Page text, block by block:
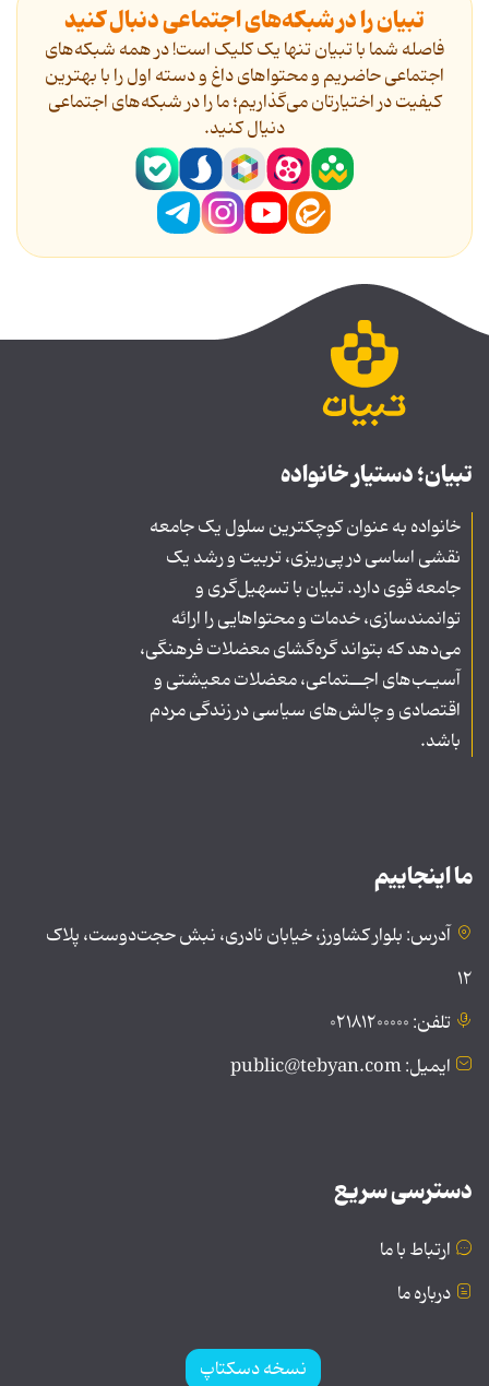
تبیان را در شبکه‌های اجتماعی دنبال کنید
فاصله شما با تبیان تنها یک کلیک است! در همه شبکه‌های
اجتماعی حاضریم و محتواهای داغ و دسته اول را با بهترین
کیفیت در اختیارتان می‌گذاریم؛ ما را در شبکه‌های اجتماعی
دنیال کنید.
تبیان؛ دستیار خانواده
خانواده به عنوان کوچکترین سلول یک جامعه
نقشی اساسی در پی‌ریزی، تربیت و رشد یک
جامعه قوی دارد. تبیان با تسهیل‌گری و
توانمندسازی، خدمات و محتواهایی را ارائه
می‌دهد که بتواند گره‌گشای معضلات فرهنگی،
آسیـب‌های اجــتماعی، معضلات معیشتی و
اقتصادی و چالش‌های سیاسی در زندگی مردم
باشد.
ما اینجاییم
آدرس: بلوار کشاورز، خیابان نادری، نبش حجت‌دوست، پلاک
۱۲
تلفن: ۰۲۱۸۱۲۰۰۰۰۰
ایمیل: public@tebyan.com
دسترسی سریع
ارتباط با ما
درباره ما
نسخه دسکتاپ